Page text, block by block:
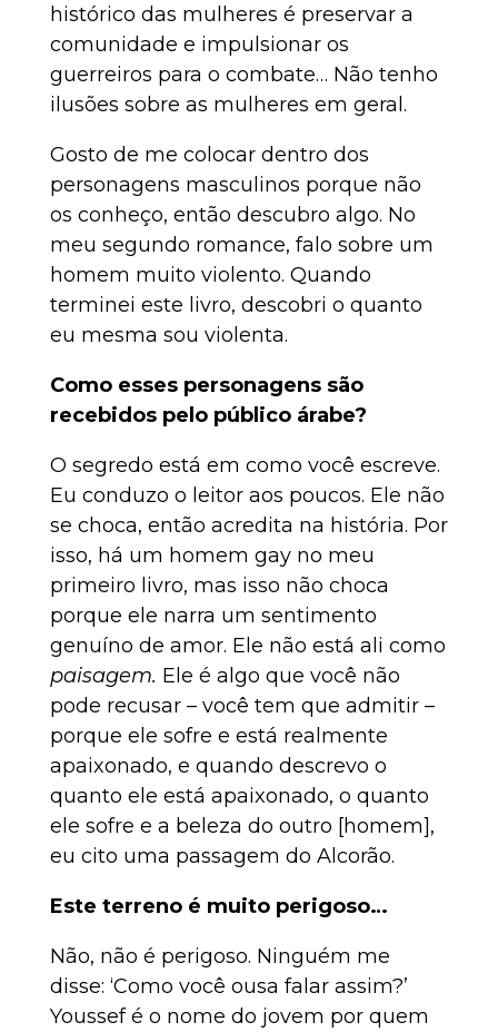
histórico das mulheres é preservar a
comunidade e impulsionar os
guerreiros para o combate… Não tenho
ilusões sobre as mulheres em geral.
Gosto de me colocar dentro dos
personagens masculinos porque não
os conheço, então descubro algo. No
meu segundo romance, falo sobre um
homem muito violento. Quando
terminei este livro, descobri o quanto
eu mesma sou violenta.
Como esses personagens são
recebidos pelo público árabe?
O segredo está em como você escreve.
Eu conduzo o leitor aos poucos. Ele não
se choca, então acredita na história. Por
isso, há um homem gay no meu
primeiro livro, mas isso não choca
porque ele narra um sentimento
genuíno de amor. Ele não está ali como
paisagem. Ele é algo que você não
pode recusar – você tem que admitir –
porque ele sofre e está realmente
apaixonado, e quando descrevo o
quanto ele está apaixonado, o quanto
ele sofre e a beleza do outro [homem],
eu cito uma passagem do Alcorão.
Este terreno é muito perigoso…
Não, não é perigoso. Ninguém me
disse: ‘Como você ousa falar assim?’
Youssef é o nome do jovem por quem